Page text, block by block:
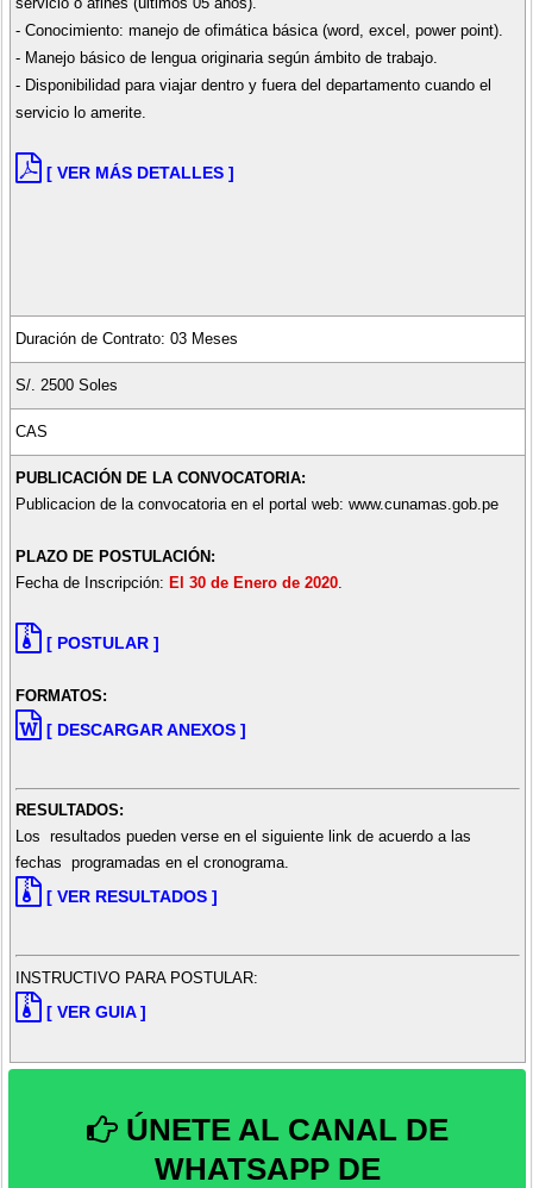
- Conocimiento: manejo de ofimática básica (word, excel, power point).
- Manejo básico de lengua originaria según ámbito de trabajo.
- Disponibilidad para viajar dentro y fuera del departamento cuando el
servicio lo amerite.
[ VER MÁS DETALLES ]
Duración de Contrato: 03 Meses
S/. 2500 Soles
CAS
PUBLICACIÓN DE LA CONVOCATORIA:
Publicacion de la convocatoria en el portal web: www.cunamas.gob.pe
PLAZO DE POSTULACIÓN:
Fecha de Inscripción: El 30 de Enero de 2020.
[ POSTULAR ]
FORMATOS:
[ DESCARGAR ANEXOS ]
RESULTADOS:
Los resultados pueden verse en el siguiente link de acuerdo a las
fechas programadas en el cronograma.
[ VER RESULTADOS ]
INSTRUCTIVO PARA POSTULAR:
[ VER GUIA ]
ÚNETE AL CANAL DE
WHATSAPP DE